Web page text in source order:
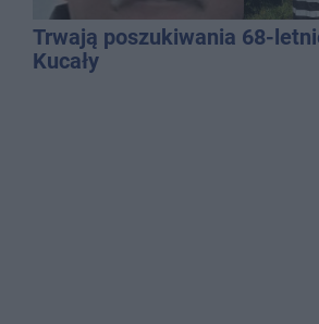
Trwają poszukiwania 68-
Kucały